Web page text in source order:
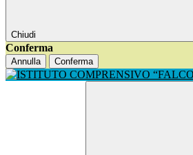
Chiudi
Conferma
Annulla Conferma